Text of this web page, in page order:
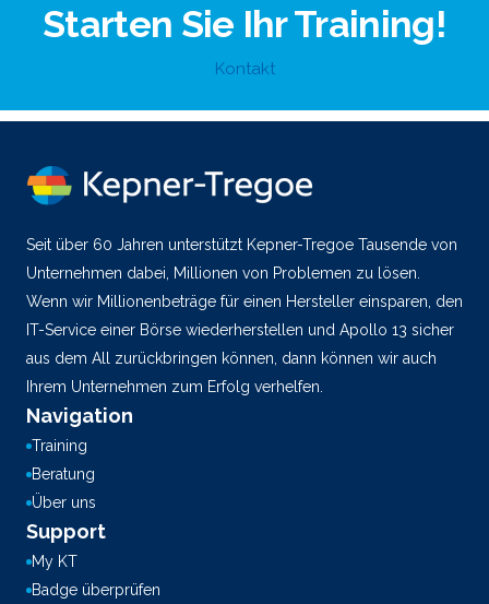
Starten Sie Ihr Training!
Kontakt
Seit über 60 Jahren unterstützt Kepner-Tregoe Tausende von
Unternehmen dabei, Millionen von Problemen zu lösen.
Wenn wir Millionenbeträge für einen Hersteller einsparen, den
IT-Service einer Börse wiederherstellen und Apollo 13 sicher
aus dem All zurückbringen können, dann können wir auch
Ihrem Unternehmen zum Erfolg verhelfen.
Navigation
Training
Beratung
Über uns
Support
My KT
Badge überprüfen